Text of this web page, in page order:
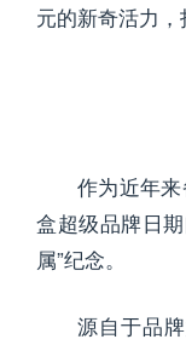
元的新奇活力，
作为近年
盒超级品牌日
属”纪念。
源自于品